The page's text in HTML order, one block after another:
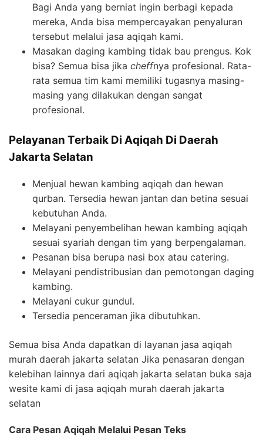
Bagi Anda yang berniat ingin berbagi kepada
mereka, Anda bisa mempercayakan penyaluran
tersebut melalui jasa aqiqah kami.
Masakan daging kambing tidak bau prengus. Kok
bisa? Semua bisa jika cheffnya profesional. Rata-
rata semua tim kami memiliki tugasnya masing-
masing yang dilakukan dengan sangat
profesional.
Pelayanan Terbaik Di Aqiqah Di Daerah
Jakarta Selatan
Menjual hewan kambing aqiqah dan hewan
qurban. Tersedia hewan jantan dan betina sesuai
kebutuhan Anda.
Melayani penyembelihan hewan kambing aqiqah
sesuai syariah dengan tim yang berpengalaman.
Pesanan bisa berupa nasi box atau catering.
Melayani pendistribusian dan pemotongan daging
kambing.
Melayani cukur gundul.
Tersedia penceraman jika dibutuhkan.
Semua bisa Anda dapatkan di layanan jasa aqiqah
murah daerah jakarta selatan Jika penasaran dengan
kelebihan lainnya dari aqiqah jakarta selatan buka saja
wesite kami di jasa aqiqah murah daerah jakarta
selatan
Cara Pesan Aqiqah Melalui Pesan Teks